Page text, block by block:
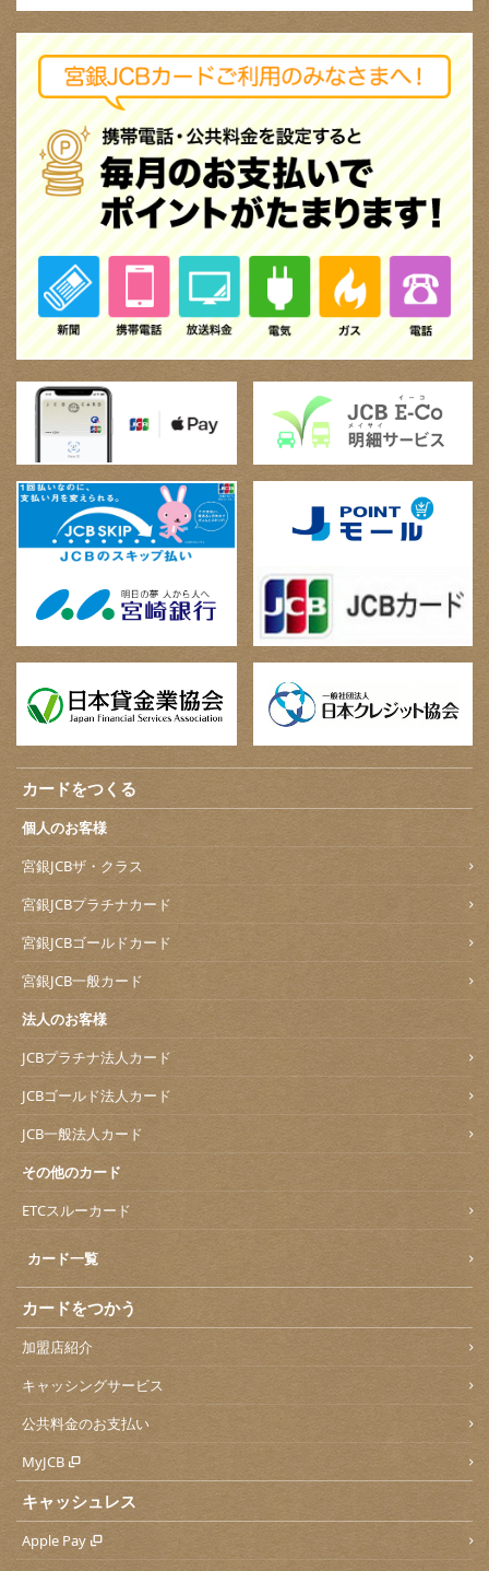
カードをつくる
個人のお客様
宮銀JCBザ・クラス
宮銀JCBプラチナカード
宮銀JCBゴールドカード
宮銀JCB一般カード
法人のお客様
JCBプラチナ法人カード
JCBゴールド法人カード
JCB一般法人カード
その他のカード
ETCスルーカード
カード一覧
カードをつかう
加盟店紹介
キャッシングサービス
公共料金のお支払い
MyJCB
キャッシュレス
Apple Pay